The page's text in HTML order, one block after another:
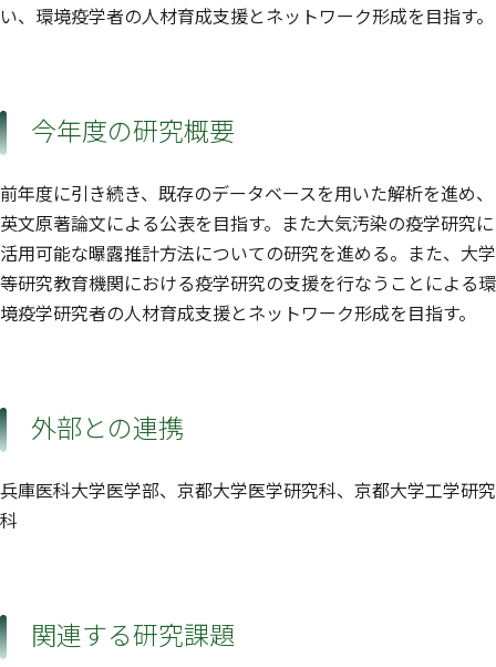
い、環境疫学者の人材育成支援とネットワーク形成を目指す。
今年度の研究概要
前年度に引き続き、既存のデータベースを用いた解析を進め、
英文原著論文による公表を目指す。また大気汚染の疫学研究に
活用可能な曝露推計方法についての研究を進める。また、大学
等研究教育機関における疫学研究の支援を行なうことによる環
境疫学研究者の人材育成支援とネットワーク形成を目指す。
外部との連携
兵庫医科大学医学部、京都大学医学研究科、京都大学工学研究
科
関連する研究課題